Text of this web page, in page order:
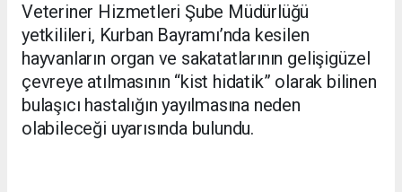
Veteriner Hizmetleri Şube Müdürlüğü
yetkilileri, Kurban Bayramı’nda kesilen
hayvanların organ ve sakatatlarının gelişigüzel
çevreye atılmasının “kist hidatik” olarak bilinen
bulaşıcı hastalığın yayılmasına neden
olabileceği uyarısında bulundu.